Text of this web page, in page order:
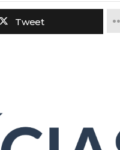
Tweet